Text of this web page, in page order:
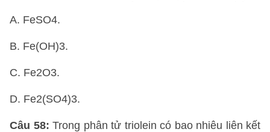
A. FeSO4.
B. Fe(OH)3.
C. Fe2O3.
D. Fe2(SO4)3.
Câu 58: Trong phân tử triolein có bao nhiêu liên kết